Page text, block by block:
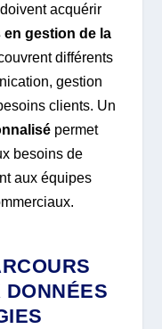
acquérir
gestion de la
différents
gestion
clients. Un
permet
besoins de
aux équipes